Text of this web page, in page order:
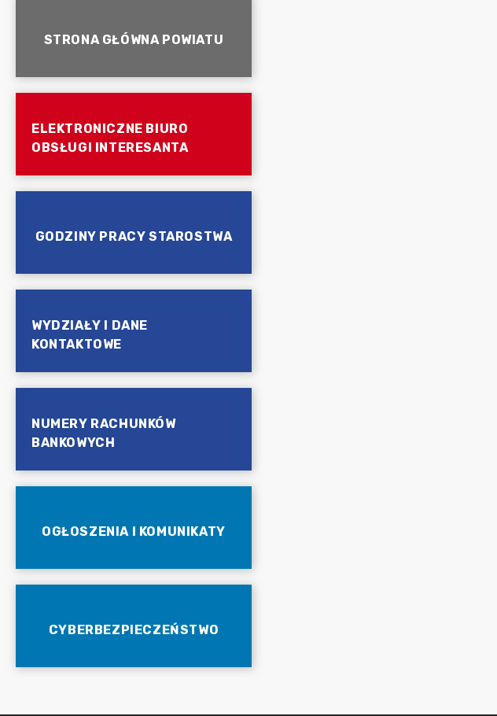
STRONA GŁÓWNA POWIATU
ELEKTRONICZNE BIURO
OBSŁUGI INTERESANTA
GODZINY PRACY STAROSTWA
WYDZIAŁY I DANE
KONTAKTOWE
NUMERY RACHUNKÓW
BANKOWYCH
OGŁOSZENIA I KOMUNIKATY
CYBERBEZPIECZEŃSTWO